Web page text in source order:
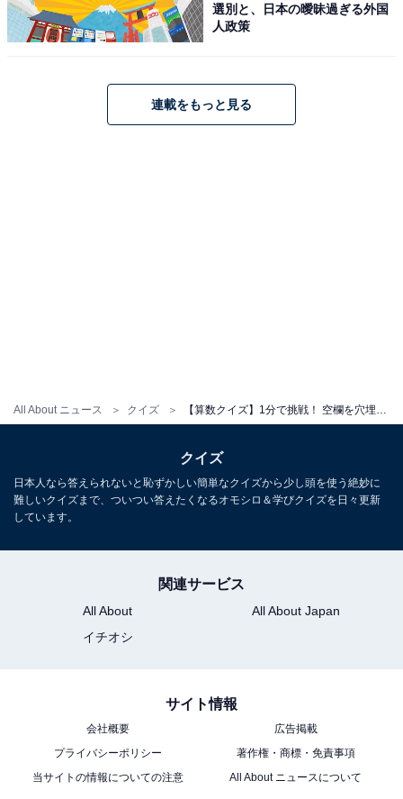
All About ニュース クイズ
選別と、日本の曖昧過ぎる外国
人政策
連載をもっと見る
クイズ
日本人なら答えられないと恥ずかしい簡単なクイズから少し頭を使う絶妙に
難しいクイズまで、ついつい答えたくなるオモシロ＆学びクイズを日々更新
しています。
関連サービス
All About
All About Japan
イチオシ
サイト情報
会社概要
広告掲載
プライバシーポリシー
著作権・商標・免責事項
当サイトの情報についての注意
All About ニュースについて